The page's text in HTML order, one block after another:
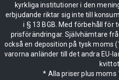
kyrkliga institutioner i den
erbjudande riktar sig inte till
i § 13 BGB. Med förbehåll för
prisförändringar. Självhämtare
också en deposition på tysk moms
varorna anländer till det andra EU-
kvittot.
* Alla priser plus moms